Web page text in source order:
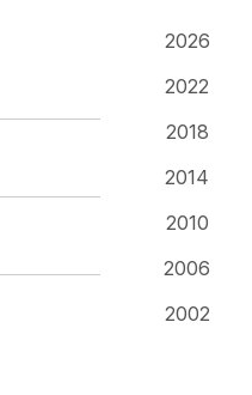
2026
2022
2018
2014
2010
2006
2002